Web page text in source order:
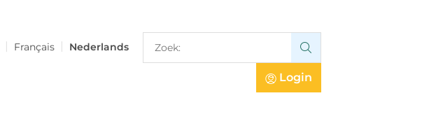
Français Nederlands
Zoek:
Login